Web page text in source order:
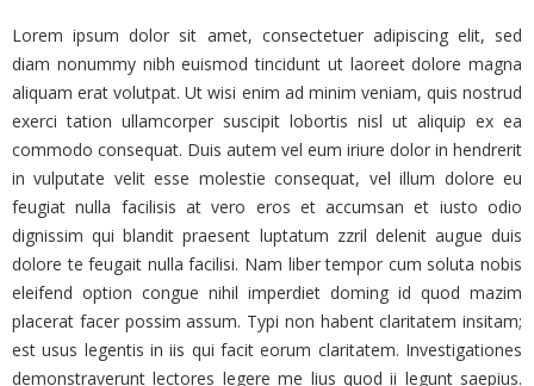
Lorem ipsum dolor sit amet, consectetuer adipiscing elit, sed
diam nonummy nibh euismod tincidunt ut laoreet dolore magna
aliquam erat volutpat. Ut wisi enim ad minim veniam, quis nostrud
exerci tation ullamcorper suscipit lobortis nisl ut aliquip ex ea
commodo consequat. Duis autem vel eum iriure dolor in hendrerit
in vulputate velit esse molestie consequat, vel illum dolore eu
feugiat nulla facilisis at vero eros et accumsan et iusto odio
dignissim qui blandit praesent luptatum zzril delenit augue duis
dolore te feugait nulla facilisi. Nam liber tempor cum soluta nobis
eleifend option congue nihil imperdiet doming id quod mazim
placerat facer possim assum. Typi non habent claritatem insitam;
est usus legentis in iis qui facit eorum claritatem. Investigationes
demonstraverunt lectores legere me lius quod ii legunt saepius.